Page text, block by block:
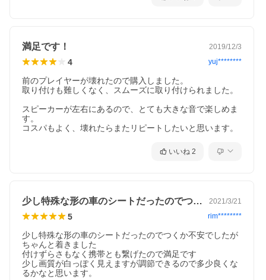
満足です！ 2019/12/3
4 yuj********
前のプレイヤーが壊れたので購入しました。
取り付けも難しくなく、スムーズに取り付けられました。
スピーカーが左右にあるので、とても大きな音で楽しめま
す。
コスパもよく、壊れたらまたリピートしたいと思います。
いいね 2
少し特殊な形の車のシートだったのでつく… 2021/3/21
5 rim********
少し特殊な形の車のシートだったのでつくか不安でしたが
ちゃんと着きました
付けずらさもなく携帯とも繋げたので満足です
少し画質が白っぽく見えますが調節できるので多少良くな
るかなと思います。